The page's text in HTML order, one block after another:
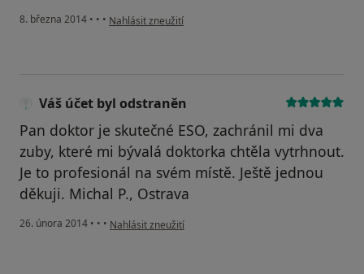
8. března 2014 • • • podle názoru uživatele Váš účet byl odstraněn
Nahlásit zneužití
Váš účet byl odstraněn
Pan doktor je skutečné ESO, zachránil mi dva
zuby, které mi bývalá doktorka chtěla vytrhnout.
Je to profesionál na svém místě. Ještě jednou
děkuji. Michal P., Ostrava
26. února 2014 • • • podle názoru uživatele Váš účet byl odstraněn
Nahlásit zneužití